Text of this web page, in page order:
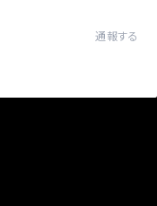
通報する